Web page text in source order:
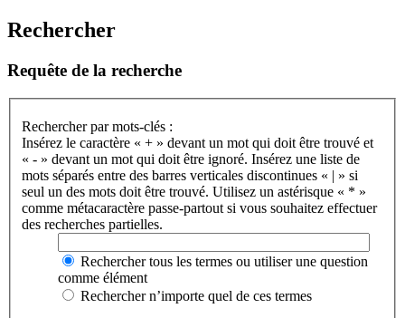
Rechercher
Requête de la recherche
Rechercher par mots-clés :
Insérez le caractère « + » devant un mot qui doit être trouvé et
« - » devant un mot qui doit être ignoré. Insérez une liste de
mots séparés entre des barres verticales discontinues « | » si
seul un des mots doit être trouvé. Utilisez un astérisque « * »
comme métacaractère passe-partout si vous souhaitez effectuer
des recherches partielles.
Rechercher tous les termes ou utiliser une question
comme élément
Rechercher n’importe quel de ces termes